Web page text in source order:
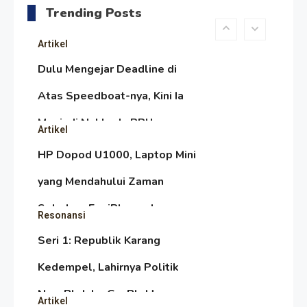
Trending Posts
Melambai, Upaya Ronggeng
Paser Melawan Arus Zaman
Popular
Artikel
Dulu Mengejar Deadline di
Atas Speedboat-nya, Kini Ia
Menjadi Nakhoda PPU
Artikel
HP Dopod U1000, Laptop Mini
yang Mendahului Zaman
Sebelum Era iPhone dan
Smartphone
Resonansi
Seri 1: Republik Karang
Kedempel, Lahirnya Politik
Non-Blok ke Go-Blok!
Artikel